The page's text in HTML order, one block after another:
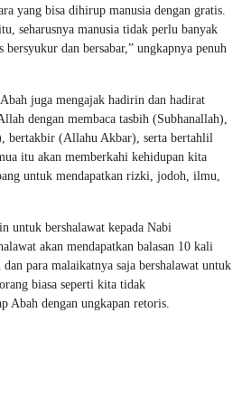
yang bisa dihirup manusia dengan gratis.
seharusnya manusia tidak perlu banyak
dan bersabar,” ungkapnya penuh
juga mengajak hadirin dan hadirat
dengan membaca tasbih (Subhanallah),
bertakbir (Allahu Akbar), serta bertahlil
itu akan memberkahi kehidupan kita
untuk mendapatkan rizki, jodoh, ilmu,
untuk bershalawat kepada Nabi
akan mendapatkan balasan 10 kali
para malaikatnya saja bershalawat untuk
biasa seperti kita tidak
Abah dengan ungkapan retoris.